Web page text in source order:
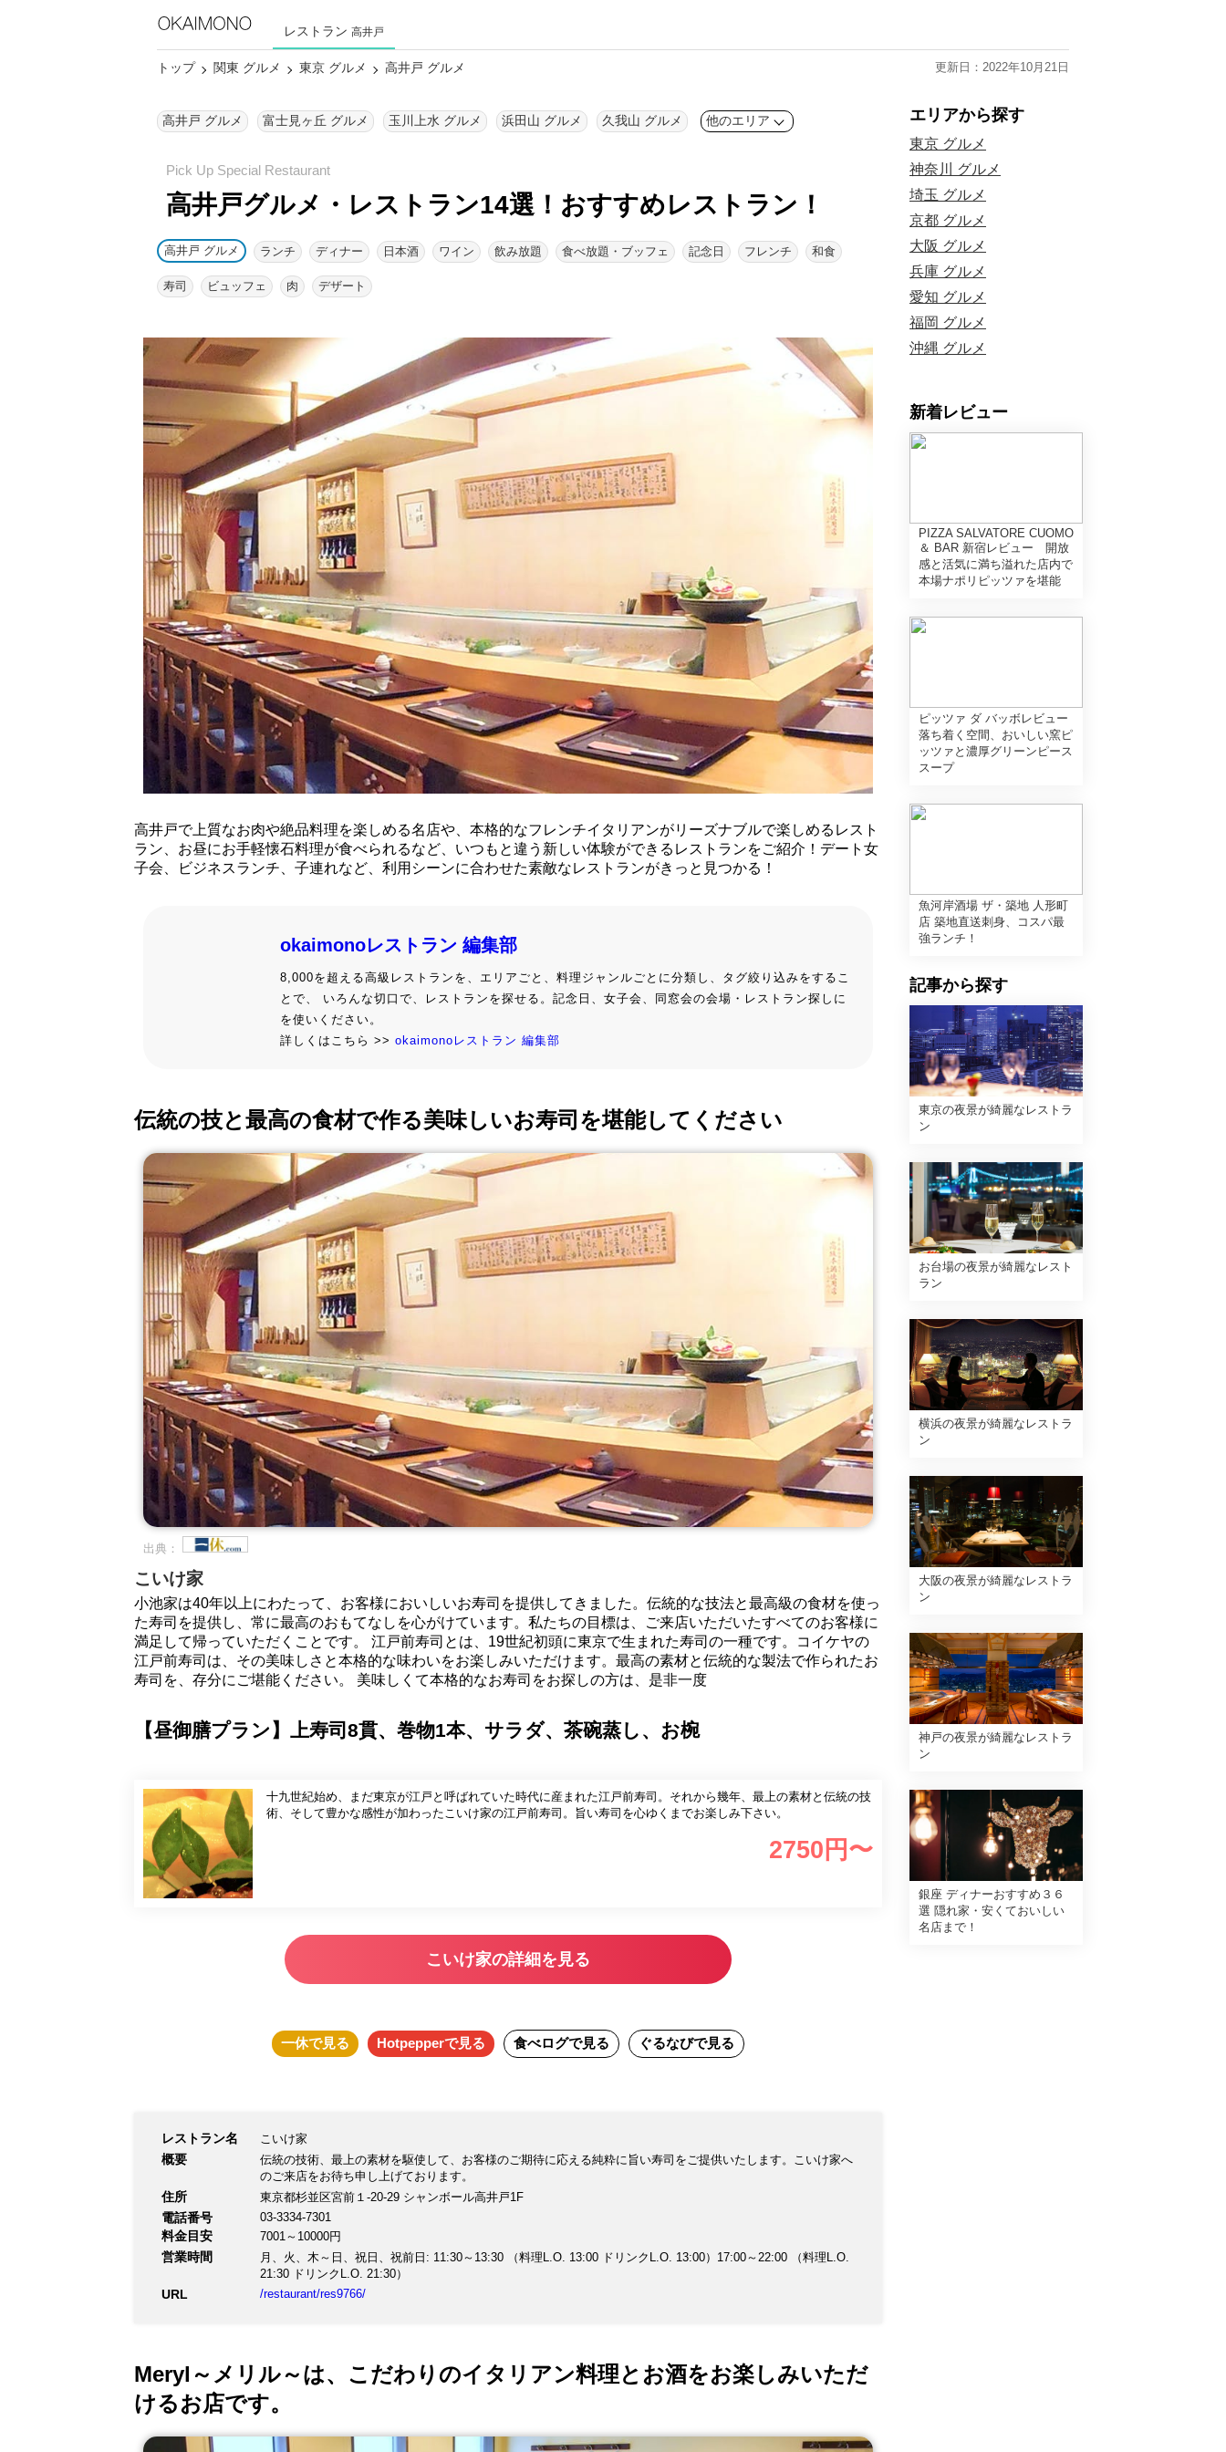
レストラン 高井戸
トップ 関東 グルメ 東京 グルメ 高井戸 グルメ 更新日：2022年10月21日
高井戸 グルメ 富士見ヶ丘 グルメ 玉川上水 グルメ 浜田山 グルメ 久我山 グルメ 他のエリア
高井戸グルメ・レストラン14選！ おすすめレストラン！
高井戸 グルメ ランチ ディナー 日本酒 ワイン 飲み放題 食べ放題・ブッフェ 記念日 フレンチ 和食
寿司 ビュッフェ 肉 デザート
高井戸で上質なお肉や絶品料理を楽しめる名店や、本格的なフレンチイタリアンがリーズナブルで楽しめるレスト
ラン、お昼にお手軽懐石料理が食べられるなど、いつもと違う新しい体験ができるレストランをご紹介！デート女
子会、ビジネスランチ、子連れなど、利用シーンに合わせた素敵なレストランがきっと見つかる！
okaimonoレストラン 編集部
8,000を超える高級レストランを、エリアごと、料理ジャンルごとに分類し、タグ絞り込みをするこ
とで、 いろんな切口で、レストランを探せる。記念日、女子会、同窓会の会場・レストラン探しに
を使いください。
詳しくはこちら >> okaimonoレストラン 編集部
伝統の技と最高の食材で作る美味しいお寿司を堪能してください
出典：
こいけ家
小池家は40年以上にわたって、お客様においしいお寿司を提供してきました。伝統的な技法と最高級の食材を使っ
た寿司を提供し、常に最高のおもてなしを心がけています。私たちの目標は、ご来店いただいたすべてのお客様に
満足して帰っていただくことです。 江戸前寿司とは、19世紀初頭に東京で生まれた寿司の一種です。コイケヤの
江戸前寿司は、その美味しさと本格的な味わいをお楽しみいただけます。最高の素材と伝統的な製法で作られたお
寿司を、存分にご堪能ください。 美味しくて本格的なお寿司をお探しの方は、是非一度
【昼御膳プラン】上寿司8貫、巻物1本、サラダ、茶碗蒸し、お椀
十九世紀始め、まだ東京が江戸と呼ばれていた時代に産まれた江戸前寿司。それから幾年、最上の素材と伝統の技
術、そして豊かな感性が加わったこいけ家の江戸前寿司。旨い寿司を心ゆくまでお楽しみ下さい。
2750 円〜
こいけ家の詳細を見る
一休で見る Hotpepperで見る 食べログで見る ぐるなびで見る
レストラン名 こいけ家
概要
伝統の技術、最上の素材を駆使して、お客様のご期待に応える純粋に旨い寿司をご提供いたします。こいけ家へ
のご来店をお待ち申し上げております。
住所 東京都杉並区宮前１-20-29 シャンボール高井戸1F
電話番号 03-3334-7301
料金目安 7001～10000円
営業時間
月、火、木～日、祝日、祝前日: 11:30～13:30 （料理L.O. 13:00 ドリンクL.O. 13:00）17:00～22:00 （料理L.O.
21:30 ドリンクL.O. 21:30）
URL /restaurant/res9766/
Meryl～メリル～は、こだわりのイタリアン料理とお酒をお楽しみいただ
けるお店です。
エリアから探す
東京 グルメ
神奈川 グルメ
埼玉 グルメ
京都 グルメ
大阪 グルメ
兵庫 グルメ
愛知 グルメ
福岡 グルメ
沖縄 グルメ
新着レビュー
PIZZA SALVATORE CUOMO
＆ BAR 新宿レビュー 開放
感と活気に満ち溢れた店内で
本場ナポリピッツァを堪能
ピッツァ ダ バッボレビュー
落ち着く空間、おいしい窯ピ
ッツァと濃厚グリーンピース
スープ
魚河岸酒場 ザ・築地 人形町
店 築地直送刺身、コスパ最
強ランチ！
記事から探す
東京の夜景が綺麗なレストラ
ン
お台場の夜景が綺麗なレスト
ラン
横浜の夜景が綺麗なレストラ
ン
大阪の夜景が綺麗なレストラ
ン
神戸の夜景が綺麗なレストラ
ン
銀座 ディナーおすすめ３６
選 隠れ家・安くておいしい
名店まで！